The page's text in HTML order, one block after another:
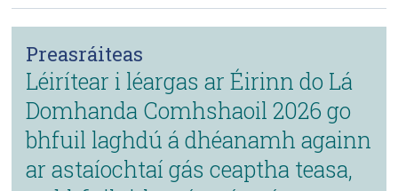
Eolas Fúinn
Daonáireamh
Iontaoibh & Trédhearcacht
Preasráiteas
Léirítear i léargas ar Éirinn do Lá
Domhanda Comhshaoil 2026 go
bhfuil laghdú á dhéanamh againn
ar astaíochtaí gás ceaptha teasa,